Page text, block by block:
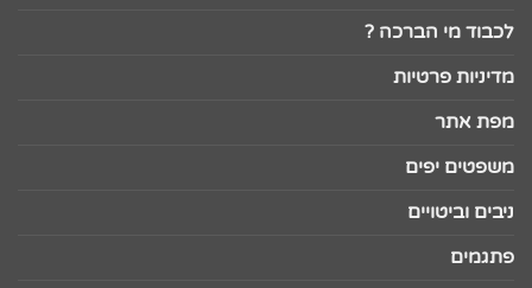
לכבוד מי הברכה ?
מדיניות פרטיות
מפת אתר
משפטים יפים
ניבים וביטויים
פתגמים